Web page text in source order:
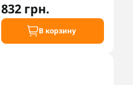
832 грн.
В корзину